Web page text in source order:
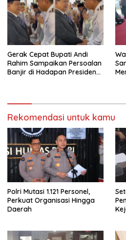
Gerak Cepat Bupati Andi
Rahim Sampaikan Persoalan
Banjir di Hadapan Presiden
Rekomendasi untuk kamu
Polri Mutasi 1.121 Personel,
Perkuat Organisasi Hingga
Daerah